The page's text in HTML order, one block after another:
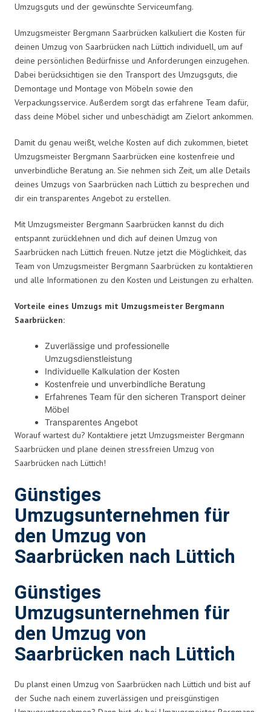
Umzugsguts und der gewünschte Serviceumfang.
Umzugsmeister Bergmann Saarbrücken kalkuliert die Kosten für
deinen Umzug von Saarbrücken nach Lüttich individuell, um auf
deine persönlichen Bedürfnisse und Anforderungen einzugehen.
Dabei berücksichtigen sie den Transport des Umzugsguts, die
Demontage und Montage von Möbeln sowie den
Verpackungsservice. Außerdem sorgt das erfahrene Team dafür,
dass deine Möbel sicher und unbeschädigt am Zielort ankommen.
Damit du genau weißt, welche Kosten auf dich zukommen, bietet
Umzugsmeister Bergmann Saarbrücken eine kostenfreie und
unverbindliche Beratung an. Sie nehmen sich Zeit, um alle Details
deines Umzugs von Saarbrücken nach Lüttich zu besprechen und
dir ein transparentes Angebot zu erstellen.
Mit Umzugsmeister Bergmann Saarbrücken kannst du dich
entspannt zurücklehnen und dich auf deinen Umzug von
Saarbrücken nach Lüttich freuen. Nutze jetzt die Möglichkeit, das
Team von Umzugsmeister Bergmann Saarbrücken zu kontaktieren
und alle Informationen zu den Kosten und Leistungen zu erhalten.
Vorteile eines Umzugs mit Umzugsmeister Bergmann
Saarbrücken:
Zuverlässige und professionelle
Umzugsdienstleistung
Individuelle Kalkulation der Kosten
Kostenfreie und unverbindliche Beratung
Erfahrenes Team für den sicheren Transport deiner
Möbel
Transparentes Angebot
Worauf wartest du? Kontaktiere jetzt Umzugsmeister Bergmann
Saarbrücken und plane deinen stressfreien Umzug von
Saarbrücken nach Lüttich!
Günstiges
Umzugsunternehmen für
den Umzug von
Saarbrücken nach Lüttich
Günstiges
Umzugsunternehmen für
den Umzug von
Saarbrücken nach Lüttich
Du planst einen Umzug von Saarbrücken nach Lüttich und bist auf
der Suche nach einem zuverlässigen und preisgünstigen